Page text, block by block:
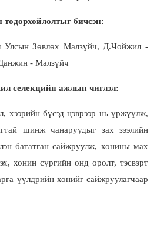
бичсэн:
Улсын Зөвлөх Малзүйч, Д.Чойжил -
- Малзүйч
селекцийн ажлын чиглэл:
хээрийн бүсэд цэврээр нь үржүүлж,
шинж чанаруудыг зах зээлийн
бататган сайжруулж, хонины мах
хонин сүргийн онд оролт, тэсвэрт
үүлдрийн хонийг сайжруулагчаар